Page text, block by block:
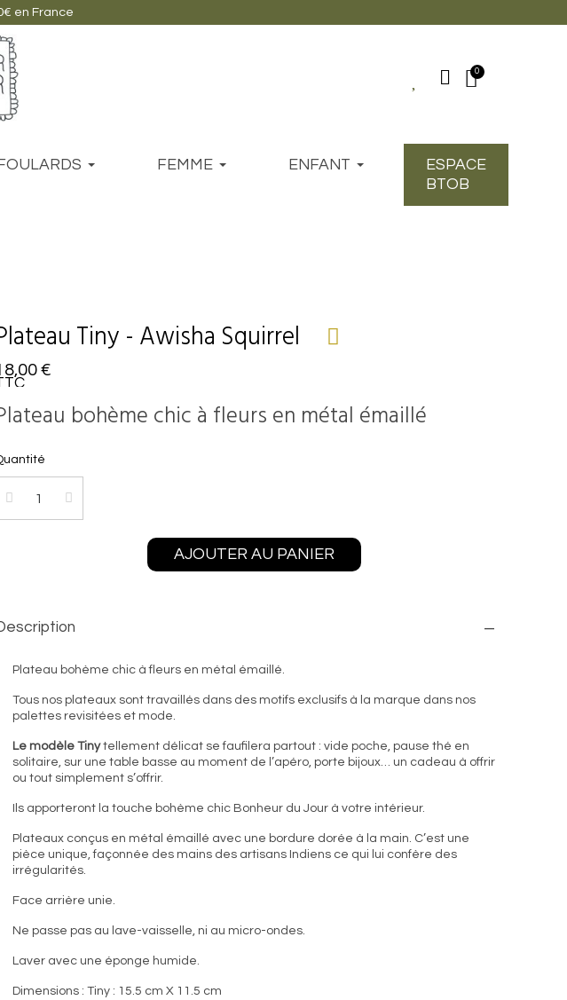
en France
FOULARDS FEMME ENFANT
ESPACE
BTOB
Tiny - Awisha Squirrel
€
bohème chic à fleurs en métal émaillé
AJOUTER AU PANIER
Plateau bohème chic à fleurs en métal émaillé.
Tous nos plateaux sont travaillés dans des motifs exclusifs à la marque dans nos
palettes revisitées et mode.
Le modèle Tinytellement délicat se faufilera partout : vide poche, pause thé en
solitaire, sur une table basse au moment de l’apéro, porte bijoux… un cadeau à offrir
ou tout simplement s’offrir.
Ils apporteront la touche bohème chic Bonheur du Jour à votre intérieur.
Plateaux conçus en métal émaillé avec une bordure dorée à la main. C’est une
pièce unique, façonnée des mains des artisans Indiens ce qui lui confère des
irrégularités.
Face arrière unie.
Ne passe pas au lave-vaisselle, ni au micro-ondes.
Laver avec une éponge humide.
Dimensions : Tiny : 15.5 cm X 11.5 cm